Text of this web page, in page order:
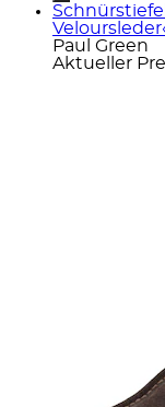
Paul Green
Aktueller